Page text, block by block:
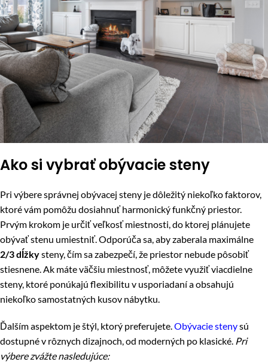
Ako si vybrať obývacie steny
Pri výbere správnej obývacej steny je dôležitý niekoľko faktorov,
ktoré vám pomôžu dosiahnuť harmonický funkčný priestor.
Prvým krokom je určiť veľkosť miestnosti, do ktorej plánujete
obývať stenu umiestniť. Odporúča sa, aby zaberala maximálne
2/3 dĺžkysteny, čím sa zabezpečí, že priestor nebude pôsobiť
stiesnene. Ak máte väčšiu miestnosť, môžete využiť viacdielne
steny, ktoré ponúkajú flexibilitu v usporiadaní a obsahujú
niekoľko samostatných kusov nábytku.
Ďalším aspektom je štýl, ktorý preferujete. Obývacie stenysú
dostupné v rôznych dizajnoch, od moderných po klasické. Pri
výbere zvážte nasledujúce: